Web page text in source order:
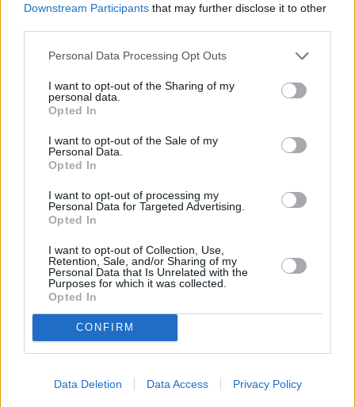
Downstream Participants that may further disclose it to other
Personal Data Processing Opt Outs
I want to opt-out of the Sharing of my
personal data.
Opted In
I want to opt-out of the Sale of my
Personal Data.
Opted In
I want to opt-out of processing my
Personal Data for Targeted Advertising.
Opted In
I want to opt-out of Collection, Use,
Retention, Sale, and/or Sharing of my
Personal Data that Is Unrelated with the
Purposes for which it was collected.
Opted In
CONFIRM
Data Deletion Data Access Privacy Policy